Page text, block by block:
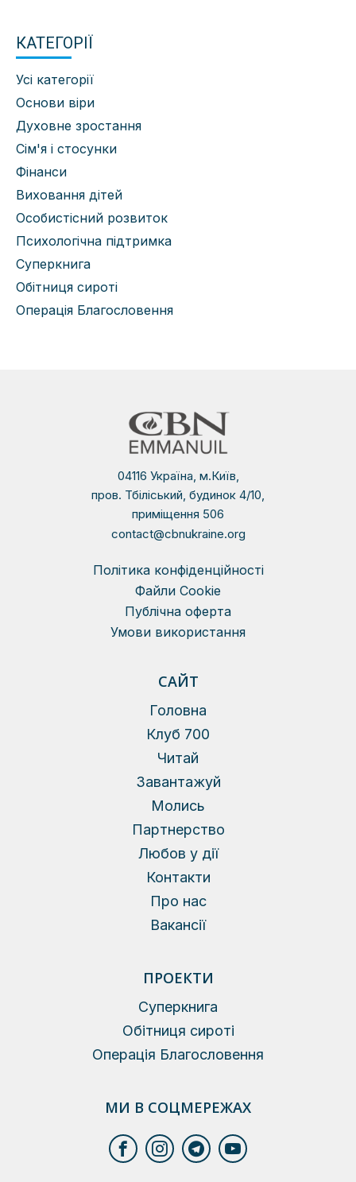
КАТЕГОРІЇ
Усі категорії
Основи віри
Духовне зростання
Сім'я і стосунки
Фінанси
Виховання дітей
Особистісний розвиток
Психологічна підтримка
Суперкнига
Обітниця сироті
Операція Благословення
04116 Україна, м.Київ,
пров. Тбіліський, будинок 4/10,
приміщення 506
contact@cbnukraine.org
Політика конфіденційності
Файли Сookie
Публічна оферта
Умови використання
САЙТ
Головна
Клуб 700
Читай
Завантажуй
Молись
Партнерство
Любов у дії
Контакти
Про нас
Вакансії
ПРОЕКТИ
Суперкнига
Обітниця сироті
Операція Благословення
МИ В СОЦМЕРЕЖАХ